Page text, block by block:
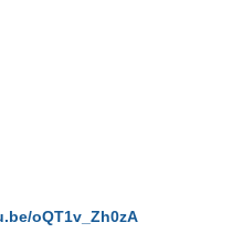
oQT1v_Zh0zA